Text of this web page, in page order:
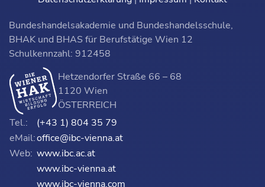
Bundeshandelsakademie und Bundeshandelsschule,
BHAK und BHAS für Berufstätige Wien 12
Schulkennzahl: 912458
Hetzendorfer Straße 66 – 68
1120 Wien
ÖSTERREICH
Tel.:
(+43 1) 804 35 79
eMail:office@ibc-vienna.at
Web: www.ibc.ac.at
www.ibc-vienna.at
www.ibc-vienna.com